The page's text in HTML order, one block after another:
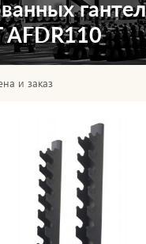
AFDR110
и заказ